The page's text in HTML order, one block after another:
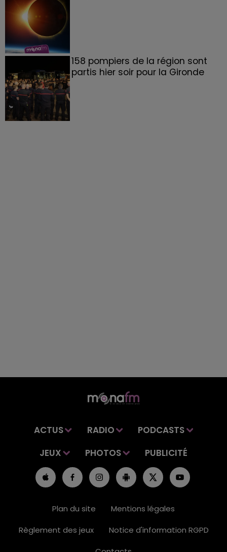
158 pompiers de la région sont
partis hier soir pour la Gironde
ACTUS RADIO
PODCASTS
JEUX
PHOTOS PUBLICITÉ
Plan du site
Mentions légales
Règlement des jeux
Notice d'information RGPD